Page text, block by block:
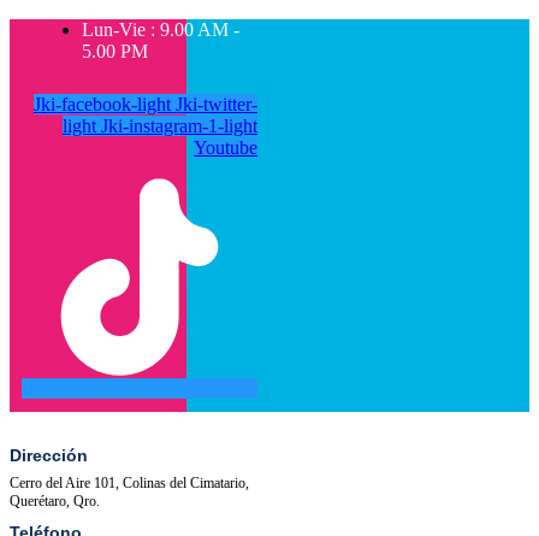
Lun-Vie : 9.00 AM -
5.00 PM
Jki-facebook-light Jki-twitter-
light Jki-instagram-1-light
Youtube
Dirección
Cerro del Aire 101, Colinas del Cimatario,
Querétaro, Qro.
SALA
PRENSA
ACTIVIDADES